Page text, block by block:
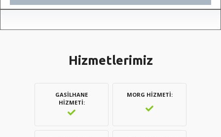
Hizmetlerimiz
GASILHANE
HIZMETI
MORG HIZMETI